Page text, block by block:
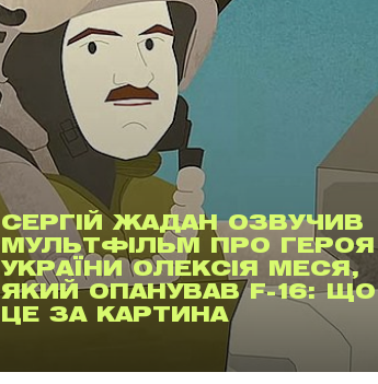
СЕРГІЙ ЖАДАН ОЗВУЧИВ
МУЛЬТФІЛЬМ ПРО ГЕРОЯ
УКРАЇНИ ОЛЕКСІЯ МЕСЯ,
ЯКИЙ ОПАНУВАВ F-16: ЩО
ЦЕ ЗА КАРТИНА